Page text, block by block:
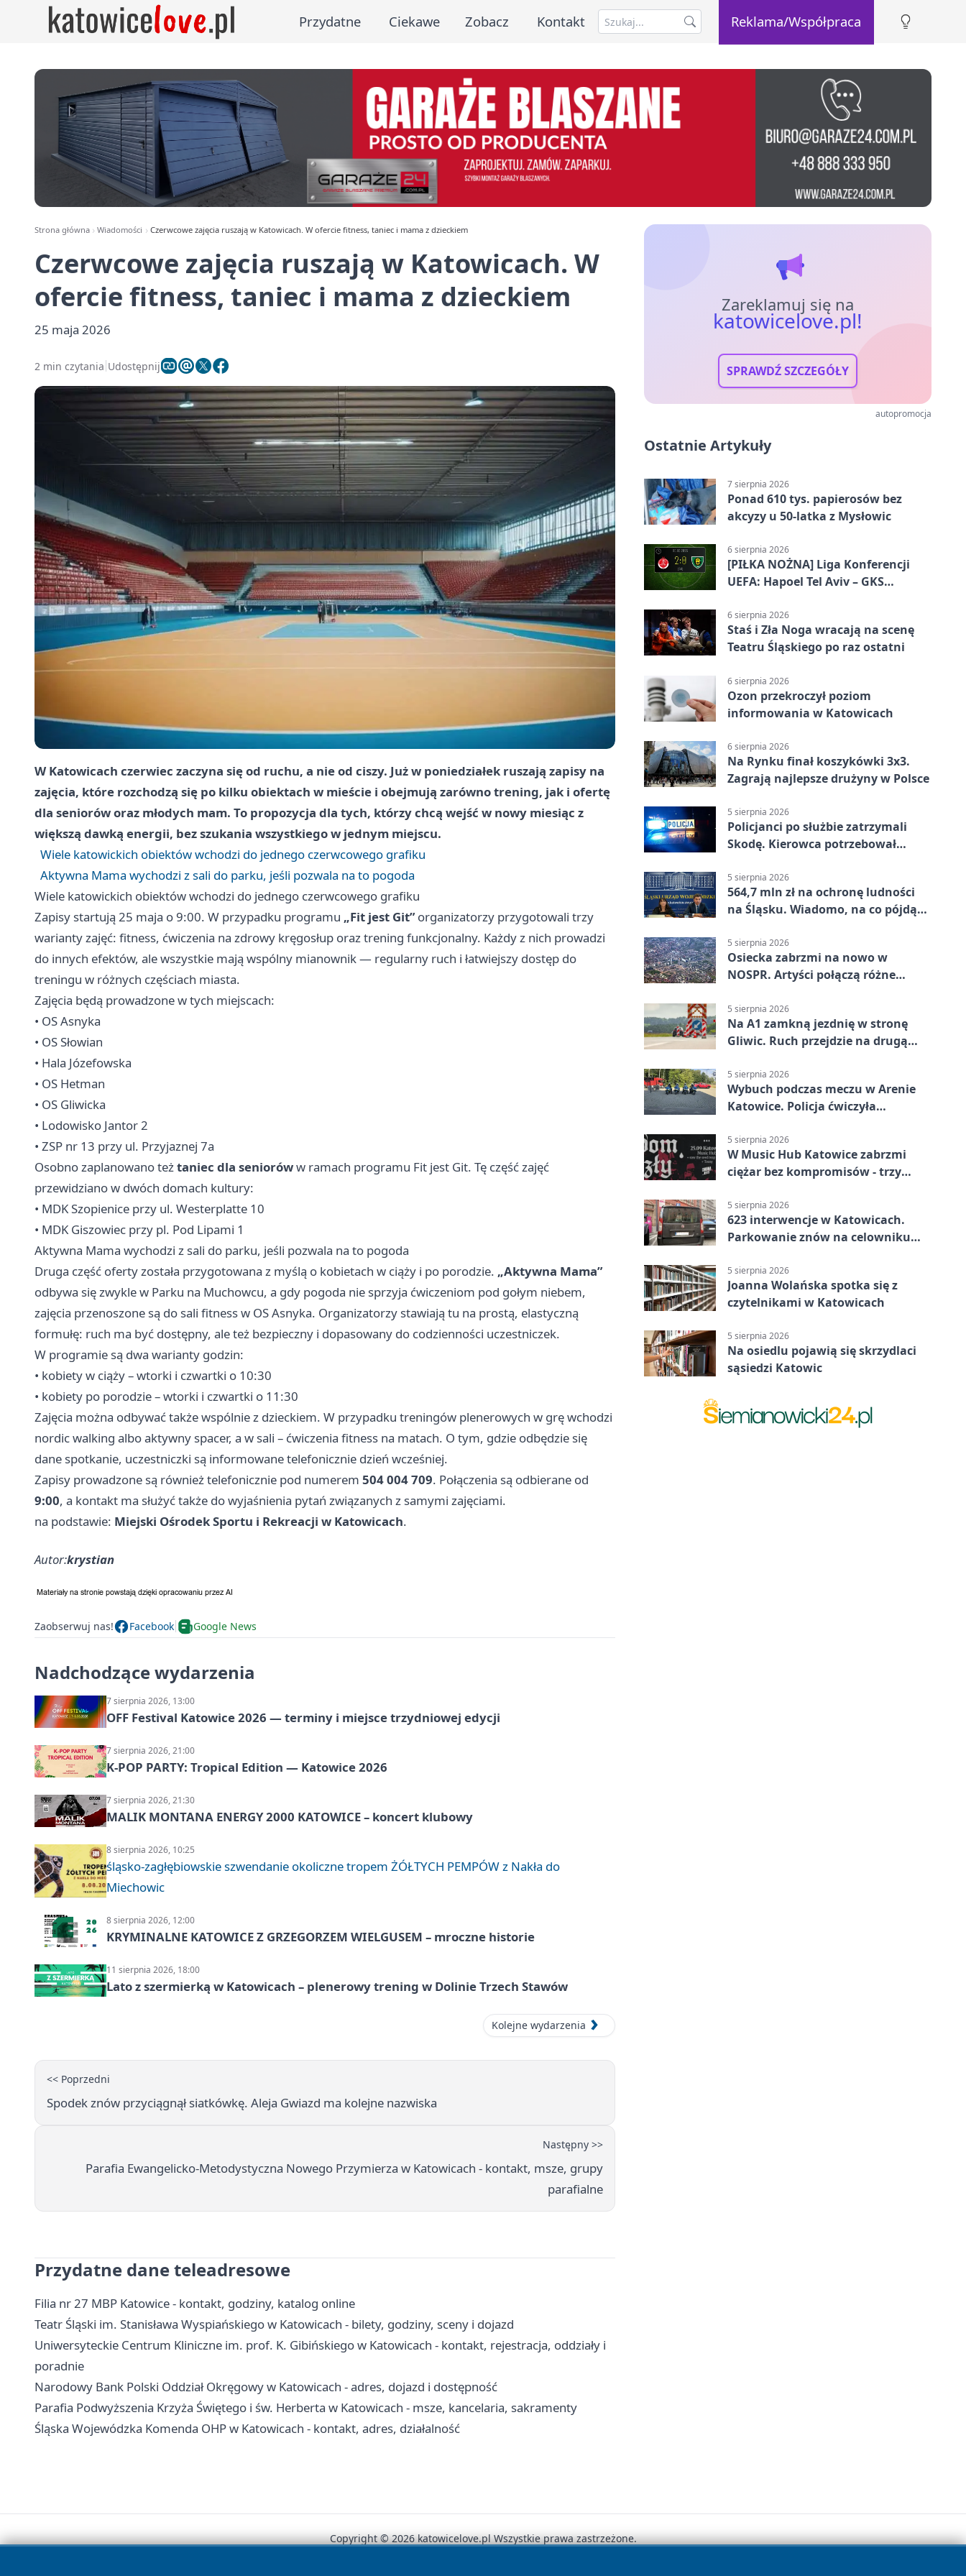
Przydatne Ciekawe Zobacz Kontakt Reklama/Współpraca
Strona główna Wiadomości Czerwcowe zajęcia ruszają w Katowicach. W ofercie fitness, taniec i mama z dzieckiem
Czerwcowe zajęcia ruszają w Katowicach. W
ofercie fitness, taniec i mama z dzieckiem
25 maja 2026
2 min czytania Udostępnij
W Katowicach czerwiec zaczyna się od ruchu, a nie od ciszy. Już w poniedziałek ruszają zapisy na
zajęcia, które rozchodzą się po kilku obiektach w mieście i obejmują zarówno trening, jak i ofertę
dla seniorów oraz młodych mam. To propozycja dla tych, którzy chcą wejść w nowy miesiąc z
większą dawką energii, bez szukania wszystkiego w jednym miejscu.
Wiele katowickich obiektów wchodzi do jednego czerwcowego grafiku
Aktywna Mama wychodzi z sali do parku, jeśli pozwala na to pogoda
Wiele katowickich obiektów wchodzi do jednego czerwcowego grafiku
Zapisy startują 25 maja o 9:00. W przypadku programu „Fit jest Git”organizatorzy przygotowali trzy
warianty zajęć: fitness, ćwiczenia na zdrowy kręgosłup oraz trening funkcjonalny. Każdy z nich prowadzi
do innych efektów, ale wszystkie mają wspólny mianownik — regularny ruch i łatwiejszy dostęp do
treningu w różnych częściach miasta.
Zajęcia będą prowadzone w tych miejscach:
• OS Asnyka
• OS Słowian
• Hala Józefowska
• OS Hetman
• OS Gliwicka
• Lodowisko Jantor 2
• ZSP nr 13 przy ul. Przyjaznej 7a
Osobno zaplanowano teżtaniec dla senioróww ramach programu Fit jest Git. Tę część zajęć
przewidziano w dwóch domach kultury:
• MDK Szopienice przy ul. Westerplatte 10
• MDK Giszowiec przy pl. Pod Lipami 1
Aktywna Mama wychodzi z sali do parku, jeśli pozwala na to pogoda
Druga część oferty została przygotowana z myślą o kobietach w ciąży i po porodzie. „Aktywna Mama”
odbywa się zwykle w Parku na Muchowcu, a gdy pogoda nie sprzyja ćwiczeniom pod gołym niebem,
zajęcia przenoszone są do sali fitness w OS Asnyka. Organizatorzy stawiają tu na prostą, elastyczną
formułę: ruch ma być dostępny, ale też bezpieczny i dopasowany do codzienności uczestniczek.
W programie są dwa warianty godzin:
• kobiety w ciąży – wtorki i czwartki o 10:30
• kobiety po porodzie – wtorki i czwartki o 11:30
Zajęcia można odbywać także wspólnie z dzieckiem. W przypadku treningów plenerowych w grę wchodzi
nordic walking albo aktywny spacer, a w sali – ćwiczenia fitness na matach. O tym, gdzie odbędzie się
dane spotkanie, uczestniczki są informowane telefonicznie dzień wcześniej.
Zapisy prowadzone są również telefonicznie pod numerem 504 004 709. Połączenia są odbierane od
9:00, a kontakt ma służyć także do wyjaśnienia pytań związanych z samymi zajęciami.
na podstawie: Miejski Ośrodek Sportu i Rekreacji w Katowicach.
Autor:krystian
Zaobserwuj nas! Facebook Google News
Nadchodzące wydarzenia
7 sierpnia 2026, 13:00
OFF Festival Katowice 2026 — terminy i miejsce trzydniowej edycji
7 sierpnia 2026, 21:00
K-POP PARTY: Tropical Edition — Katowice 2026
7 sierpnia 2026, 21:30
MALIK MONTANA ENERGY 2000 KATOWICE – koncert klubowy
8 sierpnia 2026, 10:25
śląsko-zagłębiowskie szwendanie okoliczne tropem ŻÓŁTYCH PEMPÓW z Nakła do
Miechowic
8 sierpnia 2026, 12:00
KRYMINALNE KATOWICE Z GRZEGORZEM WIELGUSEM – mroczne historie
11 sierpnia 2026, 18:00
Lato z szermierką w Katowicach – plenerowy trening w Dolinie Trzech Stawów
Kolejne wydarzenia
<< Poprzedni
Spodek znów przyciągnął siatkówkę. Aleja Gwiazd ma kolejne nazwiska
Następny >>
Parafia Ewangelicko-Metodystyczna Nowego Przymierza w Katowicach - kontakt, msze, grupy
parafialne
Przydatne dane teleadresowe
Filia nr 27 MBP Katowice - kontakt, godziny, katalog online
Teatr Śląski im. Stanisława Wyspiańskiego w Katowicach - bilety, godziny, sceny i dojazd
Uniwersyteckie Centrum Kliniczne im. prof. K. Gibińskiego w Katowicach - kontakt, rejestracja, oddziały i
poradnie
Narodowy Bank Polski Oddział Okręgowy w Katowicach - adres, dojazd i dostępność
Parafia Podwyższenia Krzyża Świętego i św. Herberta w Katowicach - msze, kancelaria, sakramenty
Śląska Wojewódzka Komenda OHP w Katowicach - kontakt, adres, działalność
Zareklamuj się na
katowicelove.pl!
SPRAWDŹ SZCZEGÓŁY
autopromocja
Ostatnie Artykuły
7 sierpnia 2026
Ponad 610 tys. papierosów bez
akcyzy u 50-latka z Mysłowic
6 sierpnia 2026
[PIŁKA NOŻNA] Liga Konferencji
UEFA: Hapoel Tel Aviv – GKS
rundy kwalifikacyjnej
6 sierpnia 2026
Staś i Zła Noga wracają na scenę
Teatru Śląskiego po raz ostatni
6 sierpnia 2026
Ozon przekroczył poziom
informowania w Katowicach
6 sierpnia 2026
Na Rynku finał koszykówki 3x3.
Zagrają najlepsze drużyny w Polsce
5 sierpnia 2026
Policjanci po służbie zatrzymali
Skodę. Kierowca potrzebował
5 sierpnia 2026
564,7 mln zł na ochronę ludności
na Śląsku. Wiadomo, na co pójdą
5 sierpnia 2026
Osiecka zabrzmi na nowo w
NOSPR. Artyści połączą różne
5 sierpnia 2026
Na A1 zamkną jezdnię w stronę
Gliwic. Ruch przejdzie na drugą
5 sierpnia 2026
Wybuch podczas meczu w Arenie
Katowice. Policja ćwiczyła
5 sierpnia 2026
W Music Hub Katowice zabrzmi
ciężar bez kompromisów - trzy
5 sierpnia 2026
623 interwencje w Katowicach.
Parkowanie znów na celowniku
5 sierpnia 2026
Joanna Wolańska spotka się z
czytelnikami w Katowicach
5 sierpnia 2026
Na osiedlu pojawią się skrzydlaci
sąsiedzi Katowic
Copyright © 2026 katowicelove.pl Wszystkie prawa zastrzeżone.